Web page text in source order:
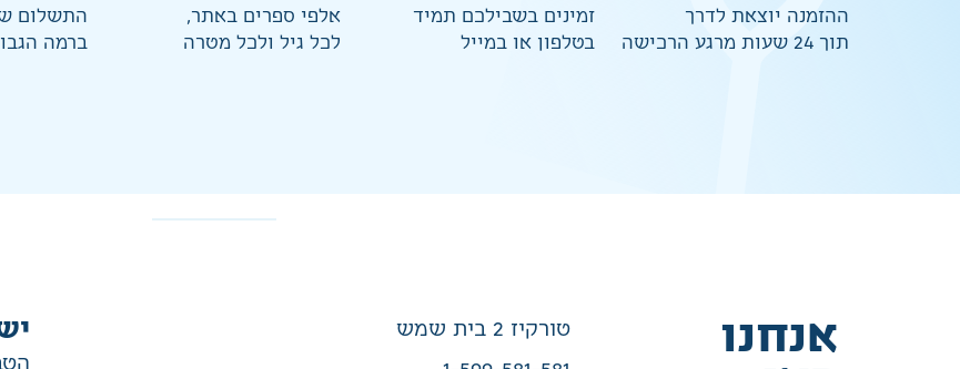
ההזמנה יוצאת לדרך
תוך 24 שעות מרגע הרכישה
זמינים בשבילכם תמיד
בטלפון או במייל
אלפי ספרים באתר,
לכל גיל ולכל מטרה
התשלום
ברמה
אנחנו
טורקיז 2 בית שמש